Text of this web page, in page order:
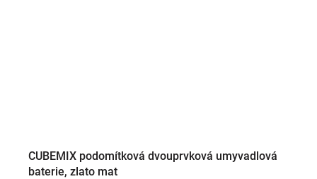
CUBEMIX podomítková dvouprvková umyvadlová
baterie, zlato mat